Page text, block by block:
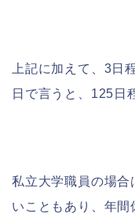
上記に加えて、3日
日で言うと、125日
私立大学職員の場合
いこともあり、年